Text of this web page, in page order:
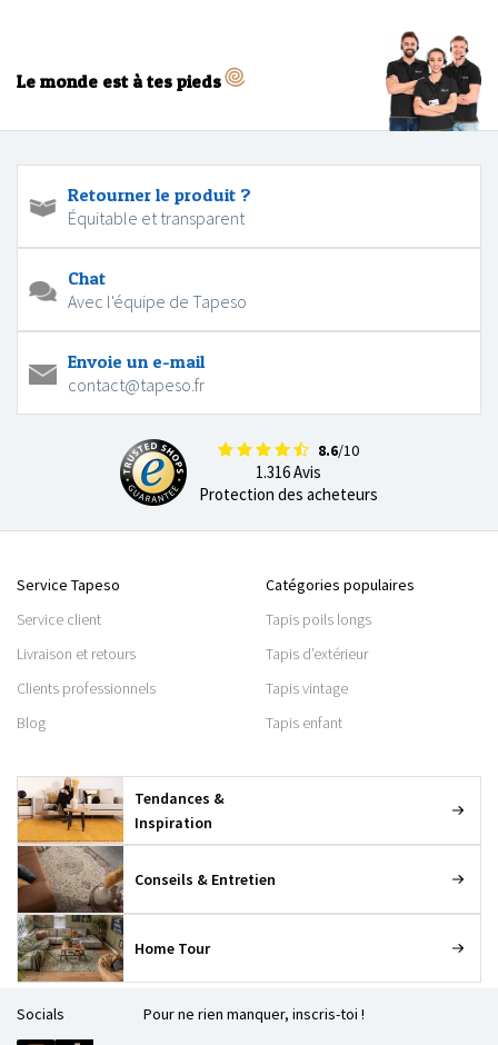
Le monde est à tes pieds
Retourner le produit ?
Équitable et transparent
Chat
Avec l'équipe de Tapeso
Envoie un e-mail
contact@tapeso.fr
8.6/10
1.316 Avis
Protection des acheteurs
Service Tapeso
Service client
Livraison et retours
Clients professionnels
Blog
Catégories populaires
Tapis poils longs
Tapis d’extérieur
Tapis vintage
Tapis enfant
Tendances &
Inspiration
Conseils & Entretien
Home Tour
Socials Pour ne rien manquer, inscris-toi !